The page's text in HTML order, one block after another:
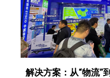
解决方案：从“物流”